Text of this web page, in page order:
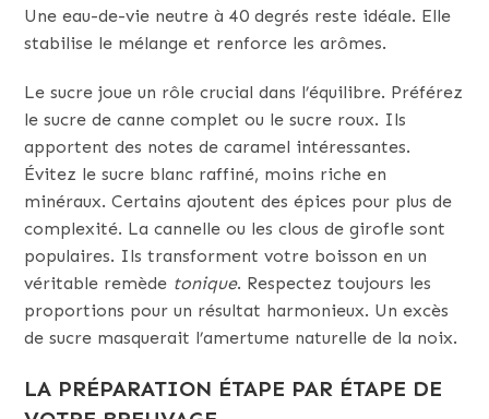
Une eau-de-vie neutre à 40 degrés reste idéale. Elle
stabilise le mélange et renforce les arômes.
Le sucre joue un rôle crucial dans l’équilibre. Préférez
le sucre de canne complet ou le sucre roux. Ils
apportent des notes de caramel intéressantes.
Évitez le sucre blanc raffiné, moins riche en
minéraux. Certains ajoutent des épices pour plus de
complexité. La cannelle ou les clous de girofle sont
populaires. Ils transforment votre boisson en un
véritable remède tonique. Respectez toujours les
proportions pour un résultat harmonieux. Un excès
de sucre masquerait l’amertume naturelle de la noix.
LA PRÉPARATION ÉTAPE PAR ÉTAPE DE